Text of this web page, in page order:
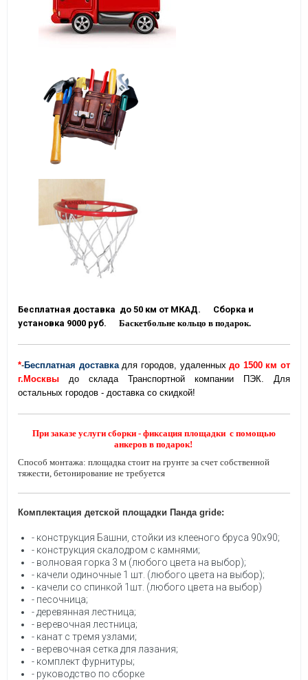
Бесплатная доставка до 50 км от МКАД. Сборка и
установка 9000 руб. Баскетбольне кольцо в подарок.
*-Бесплатная доставкадля городов, удаленныхдо 1500 км от
г.Москвы до склада Транспортной компании ПЭК. Для
остальных городов - доставка со скидкой!
При заказе услуги сборки - фиксация площадки с помощью
анкеров в подарок!
Способ монтажа: площадка стоит на грунте за счет собственной
тяжести, бетонирование не требуется
Комплектация детской площадки Панда gride:
- конструкция Башни, стойки из клееного бруса 90х90;
- конструкция скалодром с камнями;
- волновая горка 3 м (любого цвета на выбор);
- качели одиночные 1 шт. (любого цвета на выбор);
- качели со спинкой 1шт. (любого цвета на выбор)
- песочница;
- деревянная лестница;
- веревочная лестница;
- канат с тремя узлами;
- веревочная сетка для лазания;
- комплект фурнитуры;
- руководство по сборке